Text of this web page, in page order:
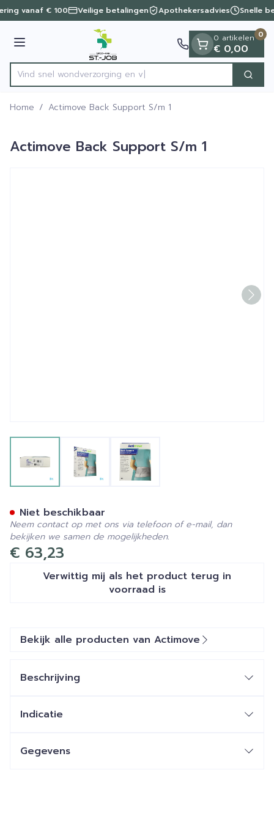
Ga naar de inhoud
1 van 1
vanaf € 100 Veilige betalingen Apothekersadvies Snelle
Menu
Product, merk, categorie...
Vind snel wondverzorg Zoek
0 artikelen
€ 0,00
0
Home / Actimove Back Support S/m 1
Actimove Back Support S/m 1
View larger imageView larger imageView larger image
€ 63,23
Verwittig mij als het product terug in
voorraad is
Niet beschikbaar
Neem contact op met ons via telefoon of e-mail, dan
bekijken we samen de mogelijkheden.
Bekijk alle producten van Actimove
Beschrijving
Indicatie
Gegevens